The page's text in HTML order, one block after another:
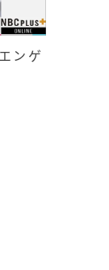
ンゲ